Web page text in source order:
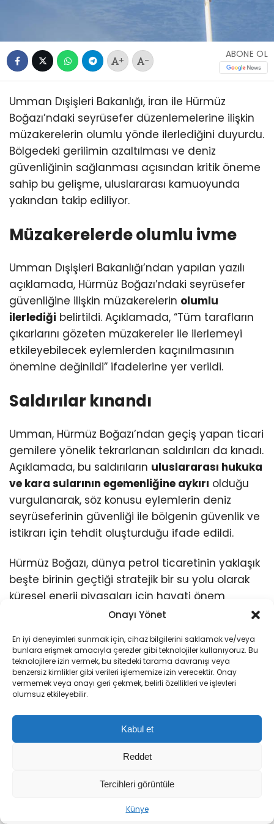
Onayı Yönet
En iyi deneyimleri sunmak için, cihaz bilgilerini saklamak ve/veya
bunlara erişmek amacıyla çerezler gibi teknolojiler kullanıyoruz. Bu
teknolojilere izin vermek, bu sitedeki tarama davranışı veya
benzersiz kimlikler gibi verileri işlememize izin verecektir. Onay
vermemek veya onayı geri çekmek, belirli özellikleri ve işlevleri
olumsuz etkileyebilir.
Kabul et
Reddet
Tercihleri görüntüle
Künye
+ -
ABONE OL
Umman Dışişleri Bakanlığı, İran ile Hürmüz
Boğazı’ndaki seyrüsefer düzenlemelerine ilişkin
müzakerelerin olumlu yönde ilerlediğini duyurdu.
Bölgedeki gerilimin azaltılması ve deniz
güvenliğinin sağlanması açısından kritik öneme
sahip bu gelişme, uluslararası kamuoyunda
yakından takip ediliyor.
Müzakerelerde olumlu ivme
Umman Dışişleri Bakanlığı’ndan yapılan yazılı
açıklamada, Hürmüz Boğazı’ndaki seyrüsefer
güvenliğine ilişkin müzakerelerin olumlu
ilerlediği belirtildi. Açıklamada, “Tüm tarafların
çıkarlarını gözeten müzakereler ile ilerlemeyi
etkileyebilecek eylemlerden kaçınılmasının
önemine değinildi” ifadelerine yer verildi.
Saldırılar kınandı
Umman, Hürmüz Boğazı’ndan geçiş yapan ticari
gemilere yönelik tekrarlanan saldırıları da kınadı.
Açıklamada, bu saldırıların uluslararası hukuka
ve kara sularının egemenliğine aykırı olduğu
vurgulanarak, söz konusu eylemlerin deniz
seyrüseferinin güvenliği ile bölgenin güvenlik ve
istikrarı için tehdit oluşturduğu ifade edildi.
Hürmüz Boğazı, dünya petrol ticaretinin yaklaşık
beşte birinin geçtiği stratejik bir su yolu olarak
küresel enerji piyasaları için hayati önem
taşıyor. Bölgede yaşanan gerilimler, uluslararası
açabiliyor. Umman’ın bu açıklaması, Körfez
bölgesindeki tansiyonun düşürülmesine yönelik
diplomatik çabaların bir parçası olarak
değerlendiriliyor.
İLGİNİZİ ÇEKEBİLİR